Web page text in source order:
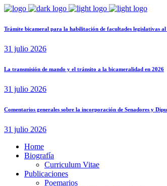
Trámite bicameral para la habilitación de facultades legislativas al
31 julio 2026
La transmisión de mando y el tránsito a la bicameralidad en 2026
31 julio 2026
Comentarios generales sobre la incorporación de Senadores y
31 julio 2026
Home
Biografía
Curriculum Vitae​
Publicaciones
Poemarios